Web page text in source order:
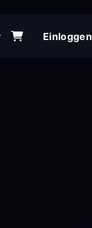
Einloggen